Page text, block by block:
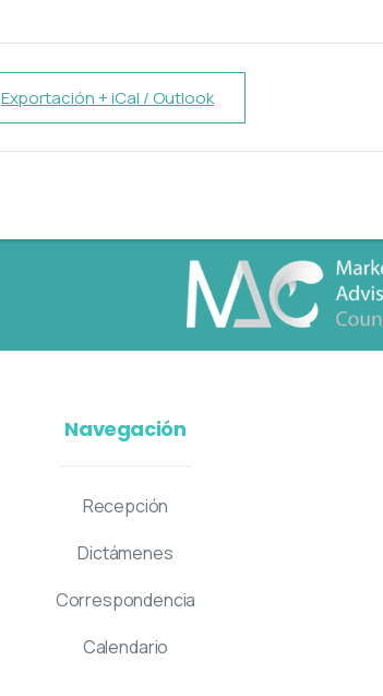
Exportación + iCal / Outlook
Navegación
Recepción
Dictámenes
Correspondencia
Calendario